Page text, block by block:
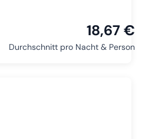
18,67 €
Durchschnitt pro Nacht & Person